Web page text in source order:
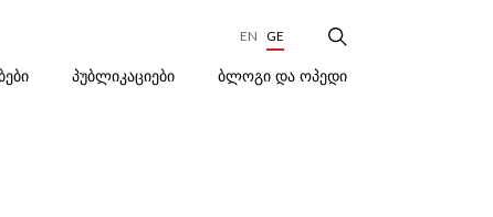
EN GE
ᲞᲣᲑᲚᲘᲙᲐᲪᲘᲔᲑᲘ ᲑᲚᲝᲒᲘ ᲓᲐ ᲝᲞᲔᲓᲘ